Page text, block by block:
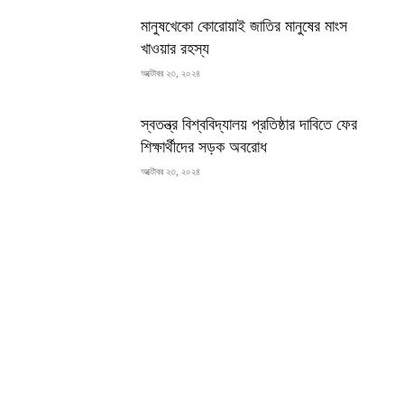
মানুষখেকো কোরোয়াই জাতির মানুষের মাংস
খাওয়ার রহস্য
অক্টোবর ২৩, ২০২৪
স্বতন্ত্র বিশ্ববিদ্যালয় প্রতিষ্ঠার দাবিতে ফের
শিক্ষার্থীদের সড়ক অবরোধ
অক্টোবর ২৩, ২০২৪